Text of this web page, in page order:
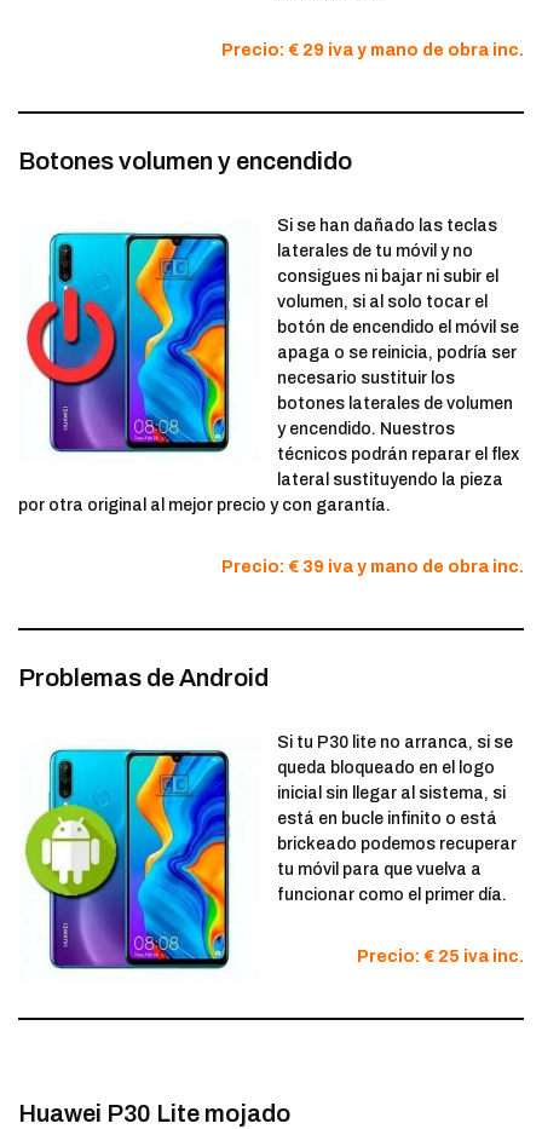
Precio: € 29 iva y mano de obra inc.
Botones volumen y encendido
Si se han dañado las teclas
laterales de tu móvil y no
consigues ni bajar ni subir el
volumen, si al solo tocar el
botón de encendido el móvil se
apaga o se reinicia, podría ser
necesario sustituir los
botones laterales de volumen
y encendido. Nuestros
técnicos podrán reparar el flex
lateral sustituyendo la pieza
por otra original al mejor precio y con garantía.
Precio: € 39 iva y mano de obra inc.
Problemas de Android
Si tu P30 lite no arranca, si se
queda bloqueado en el logo
inicial sin llegar al sistema, si
está en bucle infinito o está
brickeado podemos recuperar
tu móvil para que vuelva a
funcionar como el primer día.
Precio: € 25 iva inc.
Huawei P30 Lite mojado